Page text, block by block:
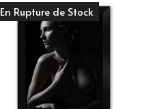
En Rupture de Stock